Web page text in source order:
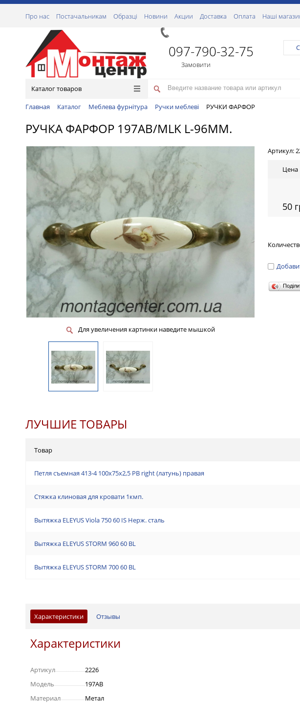
Про нас Постачальникам Образці Новини Акции Доставка Оплата Наші
097-790-32-75
Замовити
Каталог товаров
Главная Каталог Меблева фурнітура Ручки меблеві РУЧКИ ФАРФОР
РУЧКА ФАРФОР 197AB/MLK L-96ММ.
Для увеличения картинки наведите мышкой
Артикул:
Цена
50
ЛУЧШИЕ ТОВАРЫ
Товар
Петля съемная 413-4 100x75x2,5 PB right (латунь) правая
Стяжка клиновая для кровати 1кмп.
Вытяжка ELEYUS Viola 750 60 IS Нерж. сталь
Вытяжка ELEYUS STORM 960 60 BL
Вытяжка ELEYUS STORM 700 60 BL
Характеристики Отзывы
Характеристики
Артикул
2226
Модель
197АВ
Материал
Метал